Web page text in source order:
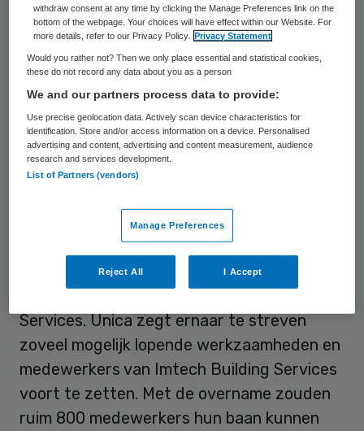
Services, onderdeel van het failliete Imtech,
over. Imtech Building Services is ook het
onderdeel dat onderhoud en
aantal Nederlandse ziekenhuizen en
zorginstellingen. Unica laat weten dat het
op korte termijn in gesprek gaat met de
zorgorganisaties.
Unica bereikte woensdag overeenstemming
met de curator over de nieuwe start van
een deel van de voormalige
Services. Unica zegt ernaar te streven
zoveel mogelijk lopende werkzaamheden en
medewerkers van Imtech Building Services
voort te zetten. Met de overname zouden
ruim 800 medewerkers hun baan kunnen
withdraw consent at any time by clicking the Manage Preferences link on the
bottom of the webpage. Your choices will have effect within our Website. For
more details, refer to our Privacy Policy.
Privacy Statement
Would you rather not? Then we only place essential and statistical cookies,
these do not record any data about you as a person
We and our partners process data to provide:
Use precise geolocation data. Actively scan device characteristics for
identification. Store and/or access information on a device. Personalised
advertising and content, advertising and content measurement, audience
research and services development.
List of Partners (vendors)
Manage Preferences
Reject All I Accept